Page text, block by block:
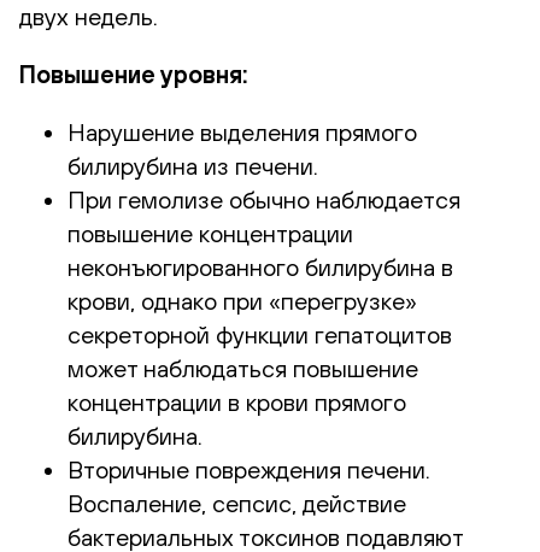
двух недель.
Повышение уровня:
Нарушение выделения прямого
билирубина из печени.
При гемолизе обычно наблюдается
повышение концентрации
неконъюгированного билирубина в
крови, однако при «перегрузке»
секреторной функции гепатоцитов
может наблюдаться повышение
концентрации в крови прямого
билирубина.
Вторичные повреждения печени.
Воспаление, сепсис, действие
бактериальных токсинов подавляют